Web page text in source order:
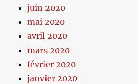
juin 2020
mai 2020
avril 2020
mars 2020
février 2020
janvier 2020